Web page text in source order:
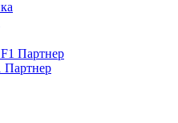
Партнер